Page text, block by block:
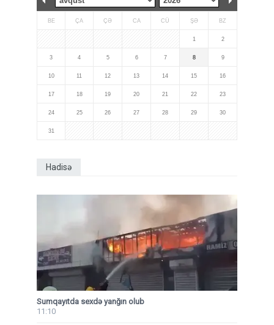
BE ÇA ÇƏ CA CÜ ŞƏ BZ
1 2
3 4 5 6 7 8 9
10 11 12 13 14 15 16
17 18 19 20 21 22 23
24 25 26 27 28 29 30
31
Hadisə
Sumqayıtda sexdə yanğın olub
11:10